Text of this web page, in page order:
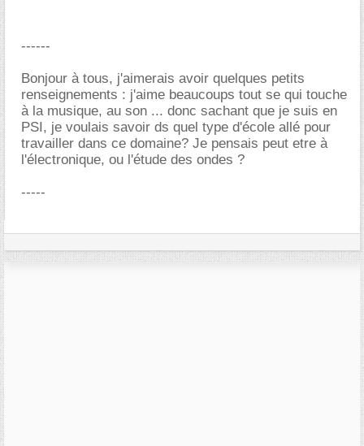
------
Bonjour à tous, j'aimerais avoir quelques petits
renseignements : j'aime beaucoups tout se qui touche
à la musique, au son ... donc sachant que je suis en
PSI, je voulais savoir ds quel type d'école allé pour
travailler dans ce domaine? Je pensais peut etre à
l'électronique, ou l'étude des ondes ?
-----